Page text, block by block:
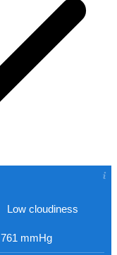
Low cloudiness
761 mmHg